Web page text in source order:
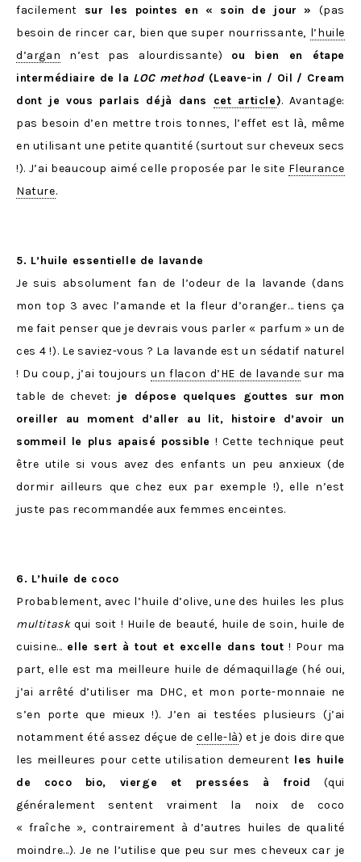
facilement sur les pointes en « soin de jour » (pas
besoin de rincer car, bien que super nourrissante, l’huile
d’argan n’est pas alourdissante) ou bien en étape
intermédiaire de la LOC method(Leave-in / Oil / Cream
dont je vous parlais déjà dans cet article). Avantage:
pas besoin d’en mettre trois tonnes, l’effet est là, même
en utilisant une petite quantité (surtout sur cheveux secs
!). J’ai beaucoup aimé celle proposée par le site Fleurance
Nature.
5. L’huile essentielle de lavande
Je suis absolument fan de l’odeur de la lavande (dans
mon top 3 avec l’amande et la fleur d’oranger… tiens ça
me fait penser que je devrais vous parler « parfum » un de
ces 4 !). Le saviez-vous ? La lavande est un sédatif naturel
! Du coup, j’ai toujoursun flacon d’HE de lavande sur ma
table de chevet:
je dépose quelques gouttes sur mon
oreiller au moment d’aller au lit, histoire d’avoir un
sommeil le plus apaisé possible ! Cette technique peut
être utile si vous avez des enfants un peu anxieux (de
dormir ailleurs que chez eux par exemple !), elle n’est
juste pas recommandée aux femmes enceintes.
6. L’huile de coco
Probablement, avec l’huile d’olive, une des huiles les plus
multitaskqui soit ! Huile de beauté, huile de soin, huile de
cuisine… elle sert à tout et excelle dans tout ! Pour ma
part, elle est ma meilleure huile de démaquillage (hé oui,
j’ai arrêté d’utiliser ma DHC, et mon porte-monnaie ne
s’en porte que mieux !). J’en ai testées plusieurs (j’ai
notamment été assez déçue de celle-là) et je dois dire que
les meilleures pour cette utilisation demeurent les huile
de coco bio, vierge et pressées à froid
(qui
généralement sentent vraiment la noix de coco
« fraîche », contrairement à d’autres huiles de qualité
moindre…). Je ne l’utilise que peu sur mes cheveux car je